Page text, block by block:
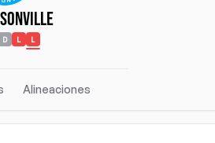
D L L
Alineaciones